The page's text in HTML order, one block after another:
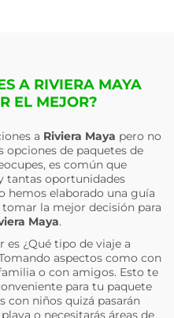
A RIVIERA MAYA
EL MEJOR?
a Riviera Maya pero no
de paquetes de
es común que
tantas oportunidades
hemos elaborado una guía
la mejor decisión para
Maya.
¿Qué tipo de viaje a
aspectos como con
o con amigos. Esto te
para tu paquete
con niños quizá pasarán
o necesitarás áreas de